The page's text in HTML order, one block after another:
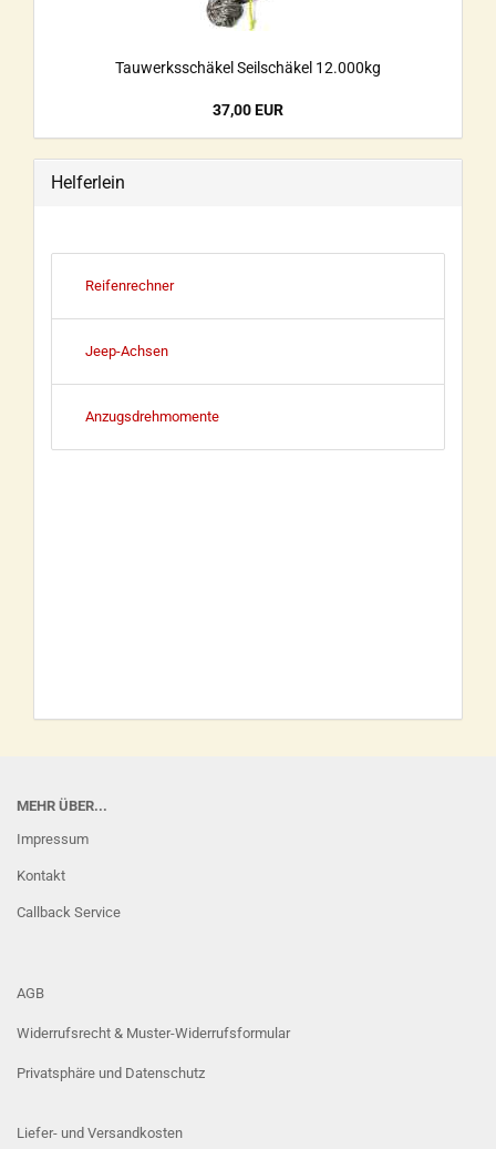
Tauwerksschäkel Seilschäkel 12.000kg
37,00 EUR
Helferlein
Reifenrechner
Jeep-Achsen
Anzugsdrehmomente
MEHR ÜBER...
Impressum
Kontakt
Callback Service
AGB
Widerrufsrecht & Muster-Widerrufsformular
Privatsphäre und Datenschutz
Liefer- und Versandkosten